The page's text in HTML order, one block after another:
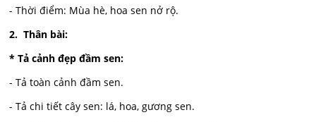
- Thời điểm: Mùa hè, hoa sen nở rộ.
2. Thân bài:
* Tả cảnh đẹp đầm sen:
- Tả toàn cảnh đầm sen.
- Tả chi tiết cây sen: lá, hoa, gương sen.